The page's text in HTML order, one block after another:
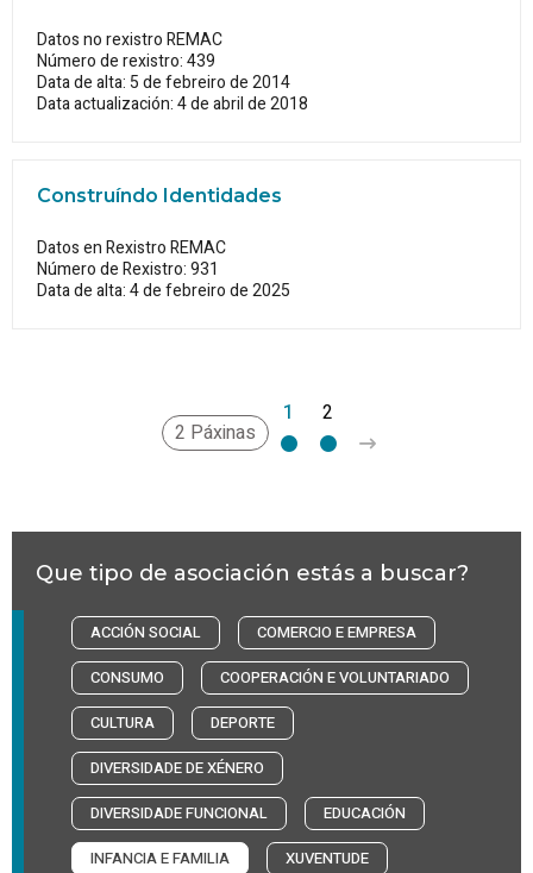
Datos no rexistro REMAC
Número de rexistro: 439
Data de alta: 5 de febreiro de 2014
Data actualización: 4 de abril de 2018
Construíndo Identidades
Datos en Rexistro REMAC
Número de Rexistro: 931
Data de alta: 4 de febreiro de 2025
2 Páxinas
1 2
Que tipo de asociación estás a buscar?
ACCIÓN SOCIAL
COMERCIO E EMPRESA
CONSUMO
COOPERACIÓN E VOLUNTARIADO
CULTURA
DEPORTE
DIVERSIDADE DE XÉNERO
DIVERSIDADE FUNCIONAL
EDUCACIÓN
INFANCIA E FAMILIA
XUVENTUDE